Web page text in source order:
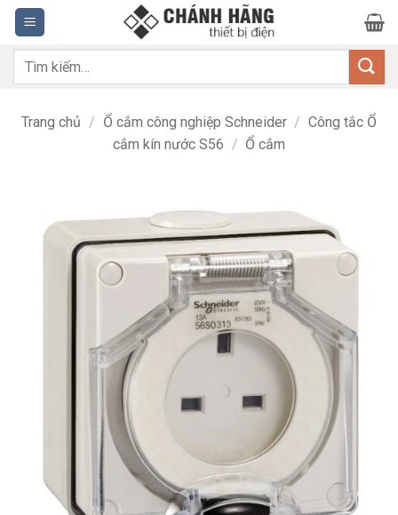
Bỏ
qua
nội
dung
Tìm
Trang chủ / Ổ cắm công nghiệp Schneider / Công tắc Ổ
cắm kín nước S56 / Ổ cắm